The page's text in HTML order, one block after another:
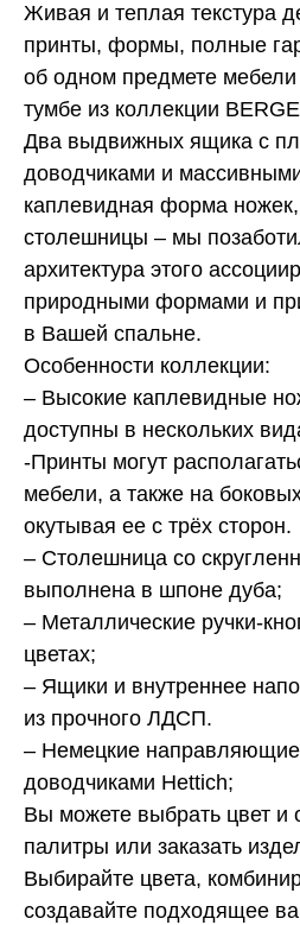
Живая и теплая текстура
принты, формы, полные
об одном предмете мебели
тумбе из коллекции
Два выдвижных ящика с
доводчиками и
каплевидная форма
столешницы – мы
архитектура этого
природными формами и
в Вашей спальне.
Особенности коллекции:
– Высокие каплевидные
доступны в нескольких
-Принты могут
мебели, а также на
окутывая ее с трёх сторон.
– Столешница со
выполнена в шпоне дуба;
– Металлические ручки-
цветах;
– Ящики и внутреннее
из прочного ЛДСП.
– Немецкие направляющие
доводчиками Hettich;
Вы можете выбрать цвет и
палитры или заказать
Выбирайте цвета,
создавайте подходящее